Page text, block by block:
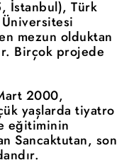
İstanbul), Türk
mezun olduktan
Birçok projede
2000,
yaşlarda tiyatro
eğitiminin
Sancaktutan, son